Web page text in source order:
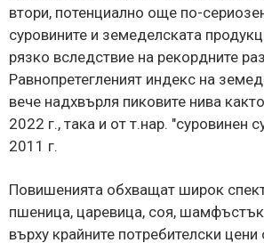
втори, потенциално още по-
суровините и земеделската
рязко вследствие на рекордните
Равнопретегленият индекс на
вече надхвърля пиковите нива
2022 г., така и от т.нар. "суровинен
2011 г.
Повишенията обхващат широк
пшеница, царевица, соя,
върху крайните потребителски цени